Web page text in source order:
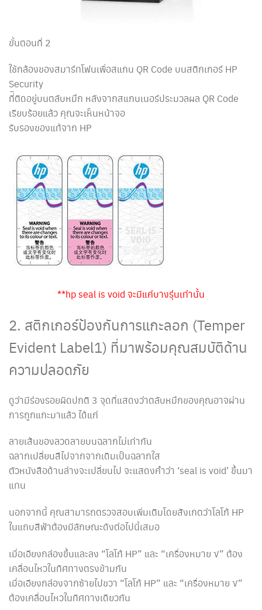
ขั้นตอนที่ 2
ใช้กล้องของสมาร์ทโฟนเพื่อสแกน QR Code บนสติกเกอร์ HP
Security
ที่ิติดอยู่บนตลับหมึก หลังจากสแกนเนอร์ประมวลผล QR Code
เรียบร้อยแล้ว คุณจะเห็นหน้าจอ
รับรองของแท้จาก HP
**hp seal is void จะมีแค่บางรุ่นเท่านั้น
2. สติกเกอร์ป้องกันการแกะลอก (Temper
Evident Label1) ที่มาพร้อมคุณสมบัติด้าน
ความปลอดภัย
ดูว่ามีร่องรอยผิดปกติ 3 จุดที่แสดงว่าตลับหมึกของคุณอาจผ่าน
การถูกแกะมาแล้ว ได้แก่
ลายเส้นของลวดลายบนฉลากไม่เท่ากัน
ฉลากเปลี่ยนสีไปจากจากเดิมเป็นฉลากใส
ตัวหนังสือด้านล่างจะเปลี่ยนไป จะแสดงคำว่า ‘seal is void’ ขึ้นมา
แทน
นอกจากนี้ คุณสามารถตรวจสอบเพิ่มเติมโดยสังเกตว่าโลโก้ HP
ในแถบสีฟ้าต้องมีลักษณะดังต่อไปนี้เสมอ
เมื่อเอียงกล่องขึ้นและลง “โลโก้ HP” และ “เครื่องหมาย √” ต้อง
เคลื่อนไหวในทิศทางตรงข้ามกัน
เมื่อเอียงกล่องจากซ้ายไปขวา “โลโก้ HP” และ “เครื่องหมาย √”
ต้องเคลื่อนไหวในทิศทางเดียวกัน